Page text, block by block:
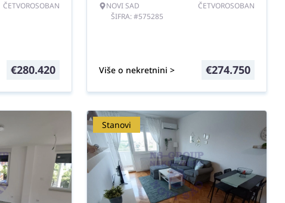
ČETVOROSOBAN
€280.420
NOVI SAD
ŠIFRA: #575285
ČETVOROSOBAN
Više o nekretnini > €274.750
Stanovi